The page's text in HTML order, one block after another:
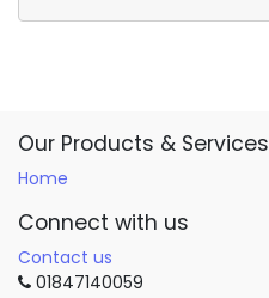
Our Products & Services
Home
Connect with us
Contact us
01847140059